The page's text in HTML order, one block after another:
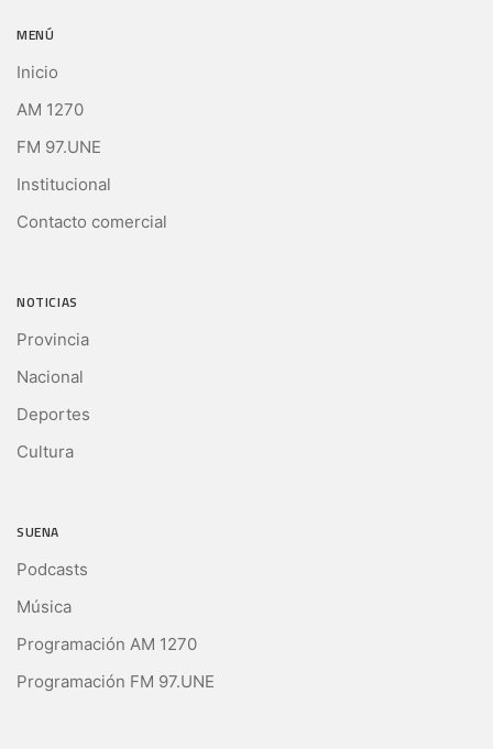
MENÚ
Inicio
AM 1270
FM 97.UNE
Institucional
Contacto comercial
NOTICIAS
Provincia
Nacional
Deportes
Cultura
SUENA
Podcasts
Música
Programación AM 1270
Programación FM 97.UNE